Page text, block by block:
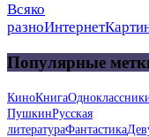
Всяко
разноИнтернет
Популярные
КиноКнига
ПушкинРусская
литератураФантастика